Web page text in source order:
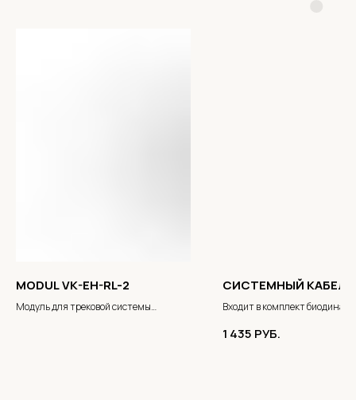
MODUL VK-EH-RL-2
Модуль для трековой системы
СИСТЕМНЫЙ КАБЕЛЬ
Входит в комплект
1 435 РУБ.